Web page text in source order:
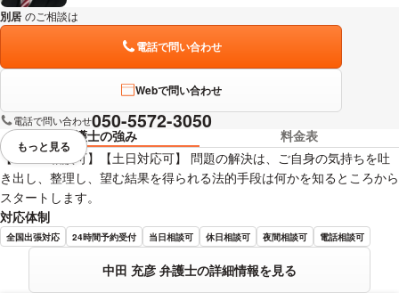
別居 のご相談は
電話で問い合わせ
Webで問い合わせ
電話で問い合わせ050-5572-3050
弁護士の強み
料金表
【ＷＥＢ相談可】【土日対応可】 問題の解決は、ご自身の気持ちを吐
き出し、整理し、望む結果を得られる法的手段は何かを知るところから
スタートします。
対応体制
全国出張対応 24時間予約受付 当日相談可 休日相談可 夜間相談可 電話相談可
中田 充彦 弁護士の詳細情報を見る
視覚的に省略されている要素を
もっと見る